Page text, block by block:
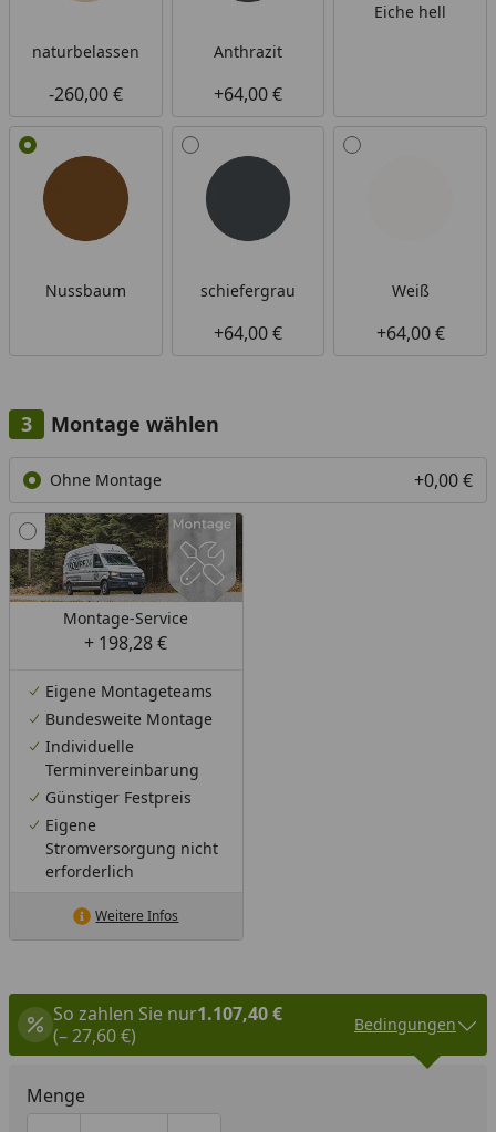
naturbelassen
-260,00 €
Anthrazit
+64,00 €
Eiche hell
Nussbaum schiefergrau
+64,00 €
Weiß
+64,00 €
Montage wählen
Ohne Montage +0,00 €
Montage-Service
+ 198,28 €
Eigene Montageteams
Bundesweite Montage
Individuelle
Terminvereinbarung
Günstiger Festpreis
Eigene
Stromversorgung nicht
erforderlich
Weitere Infos
So zahlen Sie nur1.107,40 €
(– 27,60 €)
Bedingungen
Menge